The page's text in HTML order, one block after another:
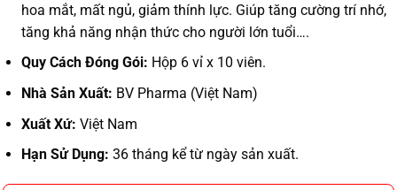
hoa mắt, mất ngủ, giảm thính lực. Giúp tăng cường trí nhớ,
tăng khả năng nhận thức cho người lớn tuổi….
Quy Cách Đóng Gói: Hộp 6 vỉ x 10 viên.
Nhà Sản Xuất: BV Pharma (Việt Nam)
Xuất Xứ: Việt Nam
Hạn Sử Dụng: 36 tháng kể từ ngày sản xuất.